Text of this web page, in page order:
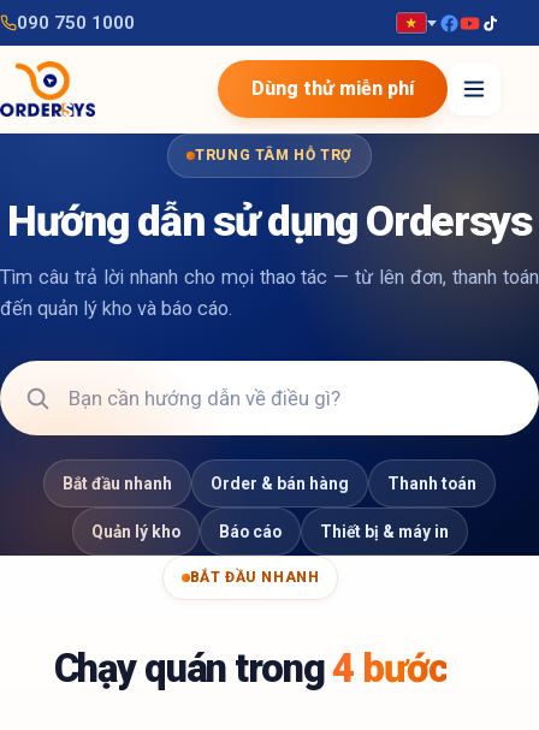
090 750 1000
Dùng thử miễn phí
TRUNG TÂM HỖ TRỢ
Hướng dẫn sử dụng Ordersys
Tìm câu trả lời nhanh cho mọi thao tác — từ lên đơn, thanh toán
đến quản lý kho và báo cáo.
Bắt đầu nhanh Order & bán hàng Thanh toán
Quản lý kho Báo cáo Thiết bị & máy in
BẮT ĐẦU NHANH
Chạy quán trong4 bước